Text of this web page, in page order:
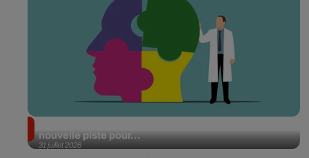
31 juillet 2026
nouvelle piste pour...